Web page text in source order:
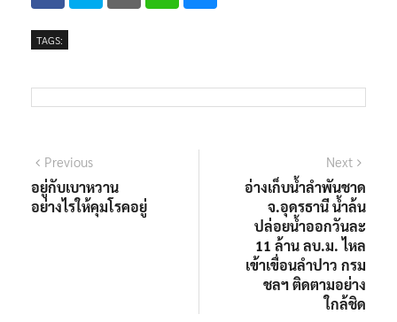
TAGS:
Previous
อยู่กับเบาหวาน
อย่างไรให้คุมโรคอยู่
Next
อ่างเก็บน้ำลำพันชาด
จ.อุดรธานี น้ำล้น
ปล่อยน้ำออกวันละ
11 ล้าน ลบ.ม. ไหล
เข้าเขื่อนลำปาว กรม
ชลฯ ติดตามอย่าง
ใกล้ชิด